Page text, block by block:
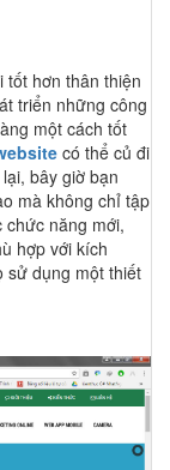
tốt hơn thân thiện
triển những công
một cách tốt
có thể củ đi
bây giờ bạn
mà không chỉ tập
chức năng mới,
hợp với kích
sử dụng một thiết